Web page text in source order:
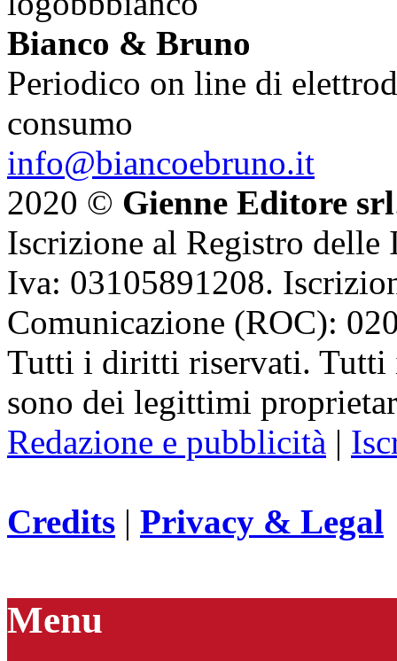
Bianco & Bruno
Periodico on line di
consumo
info@biancoebruno.it
2020 © Gienne Editore srl
Iscrizione al Registro delle
Iva: 03105891208.
Comunicazione (ROC):
Tutti i diritti riservati. Tutti
sono dei legittimi
Redazione e pubblicità |
Credits | Privacy & Legal
Menu